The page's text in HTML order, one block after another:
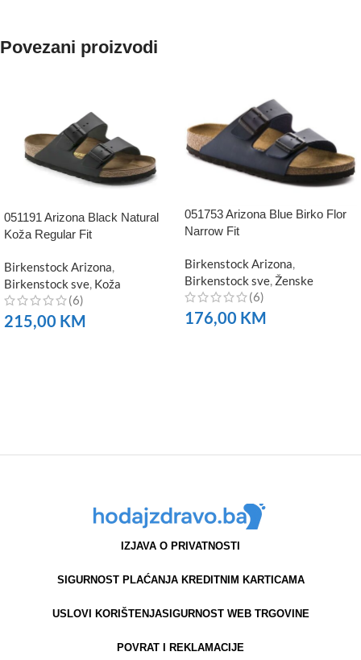
Povezani proizvodi
051191 Arizona Black Natural
Koža Regular Fit
Birkenstock Arizona
Birkenstock sve Koža
(6)
215,00 KM
051753 Arizona Blue Birko Flor
Narrow Fit
Birkenstock Arizona,
Birkenstock sve, Ženske
(6)
176,00 KM
IZJAVA O PRIVATNOSTI
SIGURNOST PLAĆANJA KREDITNIM KARTICAMA
USLOVI KORIŠTENJASIGURNOST WEB TRGOVINE
POVRAT I REKLAMACIJE